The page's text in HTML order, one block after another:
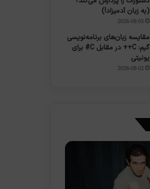
(به زبان آدمیزاد!)
2026-08-05
مقایسه زبان‌های برنامه‌نویسی
گیم: C++ در مقابل C# برای
یونیتی
2026-08-02